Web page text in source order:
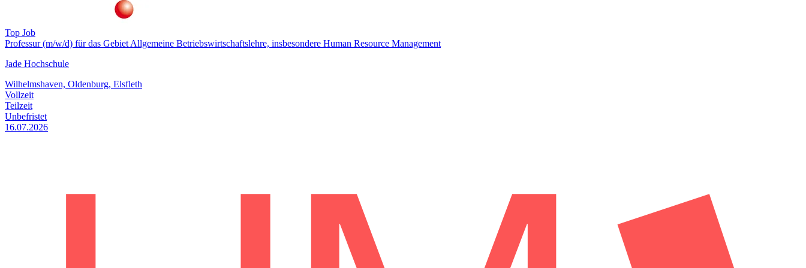
Top Job
Professur (m/w/d) für das Gebiet Allgemeine Betriebswirtschaftslehre, insbesondere Human Resource Management
Jade Hochschule
Wilhelmshaven, Oldenburg, Elsfleth
Vollzeit
Teilzeit
Unbefristet
16.07.2026